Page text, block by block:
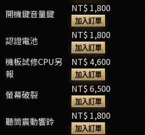
開機鍵音量鍵 NT$ 1,800
加入訂單
認證電池 NT$ 1,800
加入訂單
機板試修CPU另
報
NT$ 4,600
加入訂單
螢幕破裂 NT$ 6,500
加入訂單
聽筒震動響鈴 NT$ 1,800
加入訂單